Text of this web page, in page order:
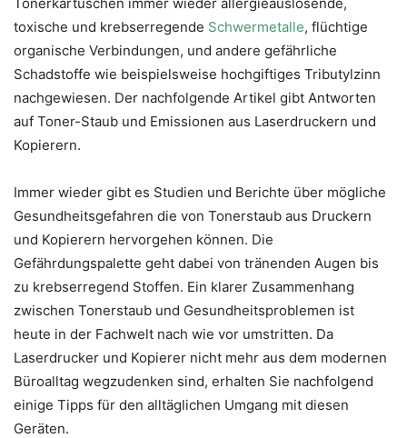
toxische und krebserregende Schwermetalle, flüchtige
organische Verbindungen, und andere gefährliche
Schadstoffe wie beispielsweise hochgiftiges Tributylzinn
nachgewiesen. Der nachfolgende Artikel gibt Antworten
auf Toner-Staub und Emissionen aus Laserdruckern und
Kopierern.
Immer wieder gibt es Studien und Berichte über mögliche
Gesundheitsgefahren die von Tonerstaub aus Druckern
und Kopierern hervorgehen können. Die
Gefährdungspalette geht dabei von tränenden Augen bis
zu krebserregend Stoffen. Ein klarer Zusammenhang
zwischen Tonerstaub und Gesundheitsproblemen ist
heute in der Fachwelt nach wie vor umstritten. Da
Laserdrucker und Kopierer nicht mehr aus dem modernen
Büroalltag wegzudenken sind, erhalten Sie nachfolgend
einige Tipps für den alltäglichen Umgang mit diesen
Geräten.